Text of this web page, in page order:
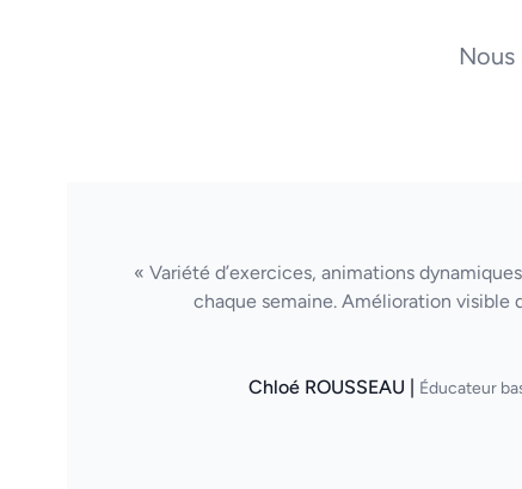
« Variété d’exercices, animations
chaque semaine. Amélioration visible
Chloé ROUSSEAU | Éducateur